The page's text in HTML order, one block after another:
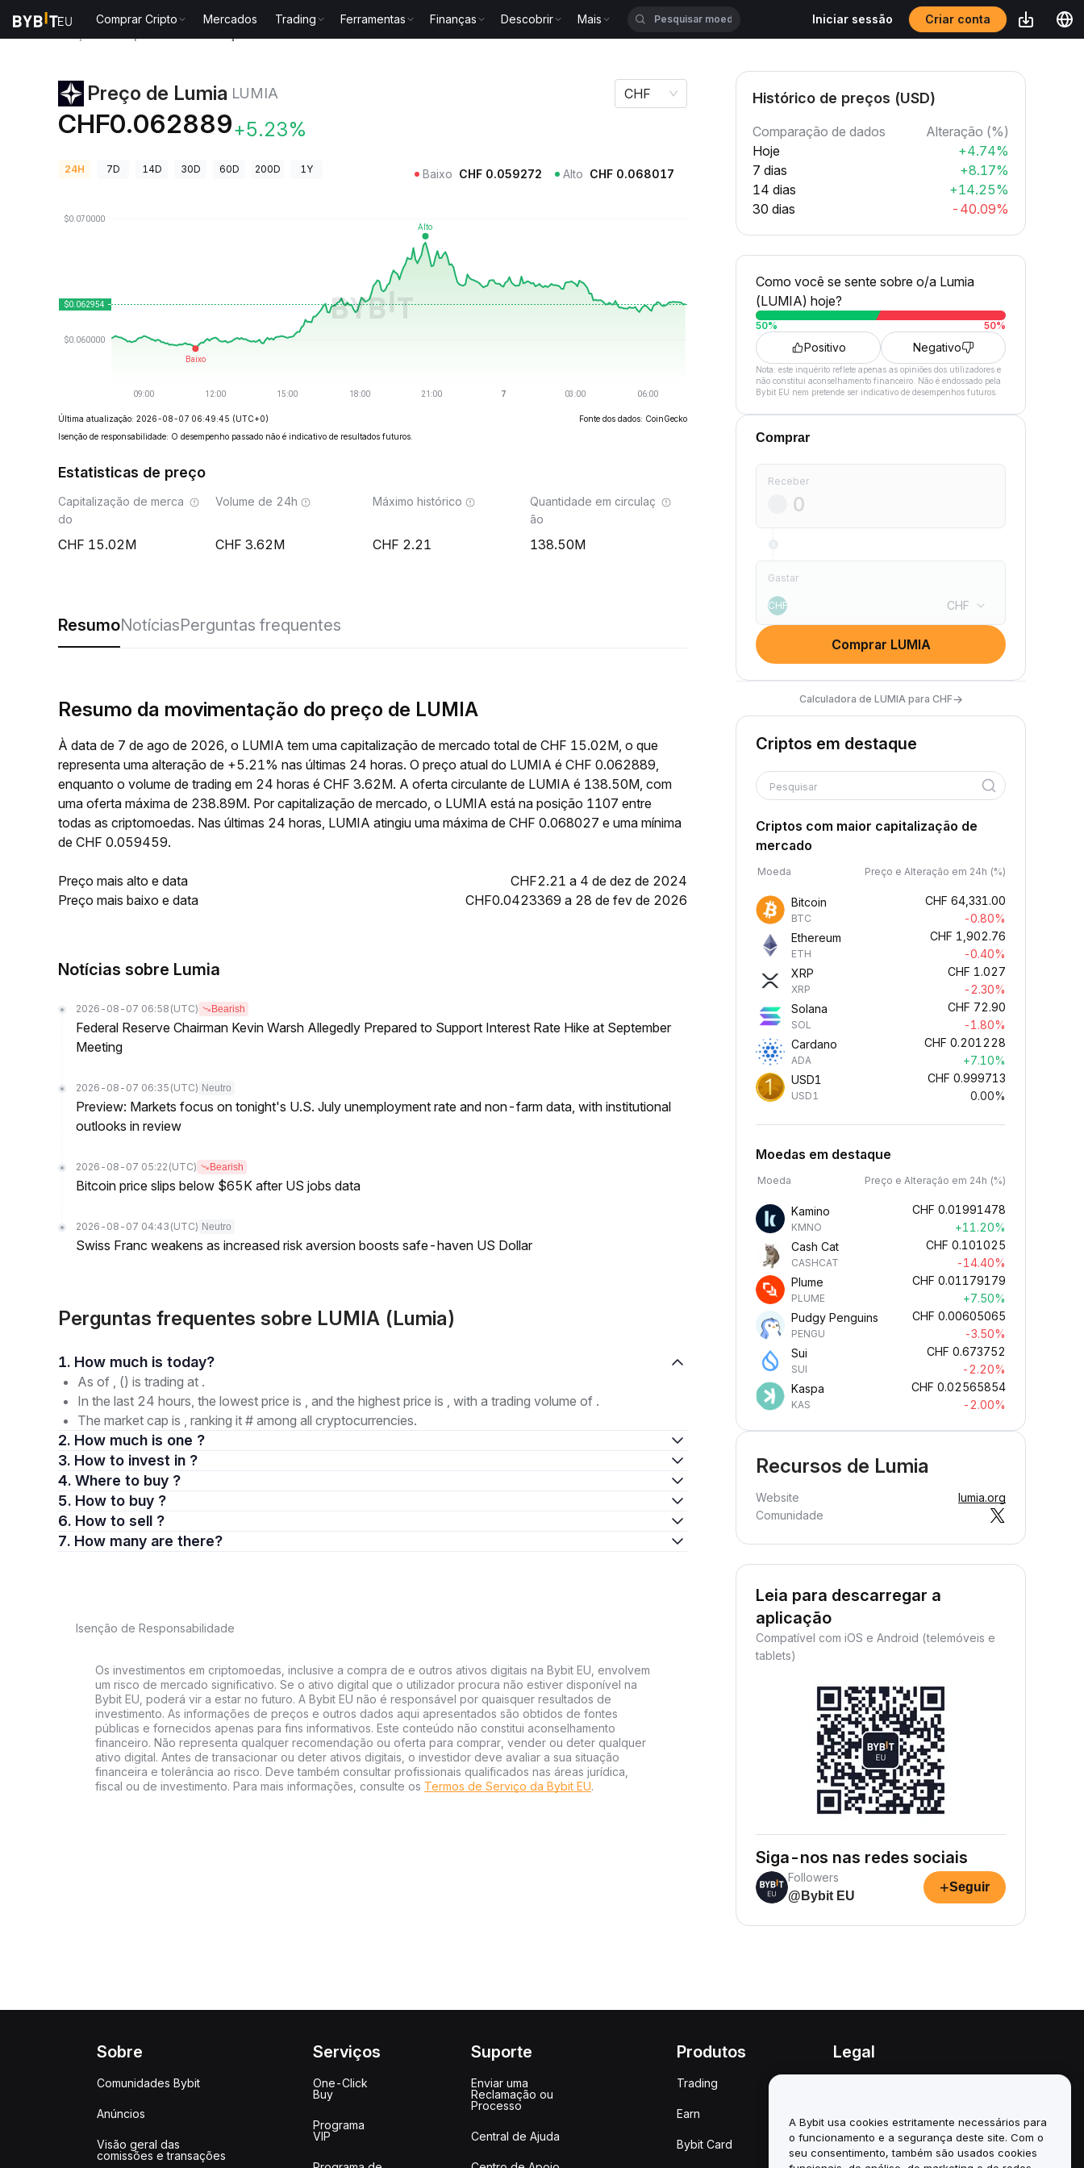
Comprar Cripto Mercados Trading Ferramentas Finanças Descobrir Mais Iniciar sessão Criar conta
Preço de Lumia LUMIA
CHF0.062889+5.23%
CHF
24H 7D 14D 30D 60D 200D 1Y Baixo CHF 0.059272 Alto CHF 0.068017
Última atualização: 2026-08-07 06:49:45 (UTC+0)
Fonte dos dados: CoinGecko
Isenção de responsabilidade: O desempenho passado não é indicativo de resultados futuros.
Estatisticas de preço
Capitalização de merca
do
15.02M
Volume de 24h
3.62M
Máximo histórico
2.21
Quantidade em circulaç
ão
138.50M
ResumoNotíciasPerguntas frequentes
Resumo da movimentação do preço de LUMIA
À data de 7 de ago de 2026, o LUMIA tem uma capitalização de mercado total de CHF 15.02M, o que
representa uma alteração de +5.21% nas últimas 24 horas. O preço atual do LUMIA é CHF 0.062889,
enquanto o volume de trading em 24 horas é CHF 3.62M. A oferta circulante de LUMIA é 138.50M, com
uma oferta máxima de 238.89M. Por capitalização de mercado, o LUMIA está na posição 1107 entre
todas as criptomoedas. Nas últimas 24 horas, LUMIA atingiu uma máxima de CHF 0.068027 e uma mínima
de CHF 0.059459.
Preço mais alto e data
CHF2.21 a 4 de dez de 2024
Preço mais baixo e data
CHF0.0423369 a 28 de fev de 2026
Notícias sobre Lumia
2026-08-07 06:58 (UTC) Bearish
Federal Reserve Chairman Kevin Warsh Allegedly Prepared to Support Interest Rate Hike at September
Meeting
2026-08-07 06:35 (UTC) Neutro
Preview: Markets focus on tonight's U.S. July unemployment rate and non-farm data, with institutional
outlooks in review
2026-08-07 05:22 (UTC) Bearish
Bitcoin price slips below $65K after US jobs data
2026-08-07 04:43 (UTC) Neutro
Swiss Franc weakens as increased risk aversion boosts safe-haven US Dollar
Perguntas frequentes sobre LUMIA (Lumia)
1. How much is today?
As of , () is trading at .
In the last 24 hours, the lowest price is , and the highest price is , with a trading volume of .
The market cap is , ranking it # among all cryptocurrencies.
2. How much is one ?
3. How to invest in ?
4. Where to buy ?
5. How to buy ?
6. How to sell ?
7. How many are there?
Isenção de Responsabilidade
Os investimentos em criptomoedas, inclusive a compra de e outros ativos digitais na Bybit EU, envolvem
um risco de mercado significativo. Se o ativo digital que o utilizador procura não estiver disponível na
Bybit EU, poderá vir a estar no futuro. A Bybit EU não é responsável por quaisquer resultados de
investimento. As informações de preços e outros dados aqui apresentados são obtidos de fontes
públicas e fornecidos apenas para fins informativos. Este conteúdo não constitui aconselhamento
financeiro. Não representa qualquer recomendação ou oferta para comprar, vender ou deter qualquer
ativo digital. Antes de transacionar ou deter ativos digitais, o investidor deve avaliar a sua situação
financeira e tolerância ao risco. Deve também consultar profissionais qualificados nas áreas jurídica,
fiscal ou de investimento. Para mais informações, consulte os Termos de Serviço da Bybit EU.
Histórico de preços (USD)
Comparação de dados
Alteração (%)
Hoje
+4.74%
7 dias
+8.17%
14 dias
+14.25%
30 dias
-40.09%
Como você se sente sobre o/a Lumia
(LUMIA) hoje?
50% 50%
Positivo Negativo
Nota: este inquérito reflete apenas as opiniões dos utilizadores e
não constitui aconselhamento financeiro. Não é endossado pela
Bybit EU nem pretende ser indicativo de desempenhos futuros.
Comprar
Receber
Gastar
CHF CHF
Comprar LUMIA
Calculadora de LUMIA para CHF→
Criptos em destaque
Pesquisar
Criptos com maior capitalização de
mercado
Moeda Preço e Alteração em 24h (%)
Bitcoin
BTC
CHF 64,331.00
-0.80%
Ethereum
ETH
CHF 1,902.76
-0.40%
XRP
XRP
CHF 1.027
-2.30%
Solana
SOL
CHF 72.90
-1.80%
Cardano
ADA
CHF 0.201228
+7.10%
USD1
USD1
CHF 0.999713
0.00%
Moedas em destaque
Moeda Preço e Alteração em 24h (%)
Kamino
KMNO
CHF 0.01991478
+11.20%
Cash Cat
CASHCAT
CHF 0.101025
-14.40%
Plume
PLUME
CHF 0.01179179
+7.50%
Pudgy Penguins
PENGU
CHF 0.00605065
-3.50%
Sui
SUI
CHF 0.673752
-2.20%
Kaspa
KAS
CHF 0.02565854
-2.00%
Recursos de Lumia
Website
lumia.org
Comunidade
Leia para descarregar a
aplicação
Compatível com iOS e Android (telemóveis e
tablets)
Siga-nos nas redes sociais
Followers
@Bybit EU
+Seguir
Sobre
Comunidades Bybit
Anúncios
Visão geral das
comissões e transações
Serviços
One-Click
Buy
Programa
VIP
Suporte
Enviar uma
Reclamação ou
Processo
Central de Ajuda
Produtos
Trading
Earn
Bybit Card
Legal
Resumo da Política de
Custódia e Administração
A Bybit usa cookies estritamente necessários para
o funcionamento e a segurança deste site. Com o
seu consentimento, também são usados cookies